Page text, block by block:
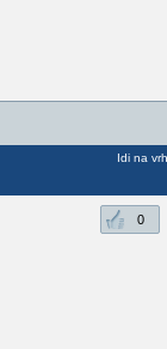
Idi na vrh
0